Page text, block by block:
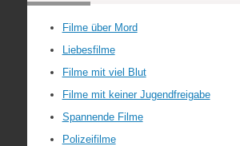
Filme über Mord
Liebesfilme
Filme mit viel Blut
Filme mit keiner Jugendfreigabe
Spannende Filme
Polizeifilme